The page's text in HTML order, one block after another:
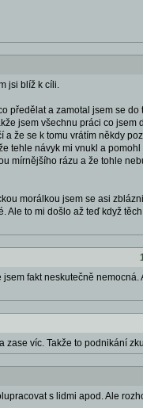
jsi blíž k cíli.
předělat a zamotal jsem se do
jsem všechnu práci co jsem
že se k tomu vrátím někdy
tehle návyk mi vnukl a
mírnějšího rázu a že tohle
morálkou jsem se asi
Ale to mi došlo až teď když
fakt neskutečně nemocná.
zase víc. Takže to podnikání
s lidmi apod. Ale